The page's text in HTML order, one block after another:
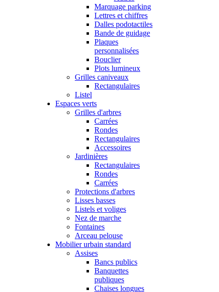
Marquage parking
Lettres et chiffres
Dalles podotactiles
Bande de guidage
Plaques
personnalisées
Bouclier
Plots lumineux
Grilles caniveaux
Rectangulaires
Listel
Espaces verts
Grilles d'arbres
Carrées
Rondes
Rectangulaires
Accessoires
Jardinières
Rectangulaires
Rondes
Carrées
Protections d'arbres
Lisses basses
Listels et voliges
Nez de marche
Fontaines
Arceau pelouse
Mobilier urbain standard
Assises
Bancs publics
Banquettes
publiques
Chaises longues